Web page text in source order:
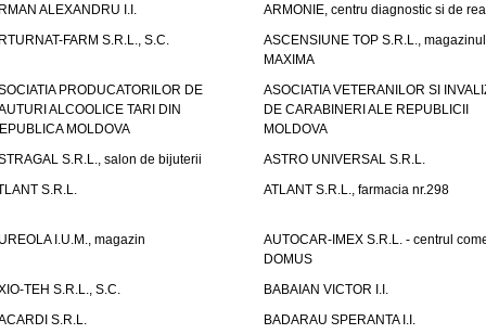
ALEXANDRU I.I.
ARMONIE, centru diagnostic si de
FARM S.R.L., S.C.
ASCENSIUNE TOP S.R.L., magazinul
MAXIMA
PRODUCATORILOR DE
ALCOOLICE TARI DIN
MOLDOVA
ASOCIATIA VETERANILOR SI
DE CARABINERI ALE REPUBLICII
MOLDOVA
S.R.L., salon de bijuterii
ASTRO UNIVERSAL S.R.L.
S.R.L.
ATLANT S.R.L., farmacia nr.298
I.U.M., magazin
AUTOCAR-IMEX S.R.L. - centrul
DOMUS
TEH S.R.L., S.C.
BABAIAN VICTOR I.I.
S.R.L.
BADARAU SPERANTA I.I.